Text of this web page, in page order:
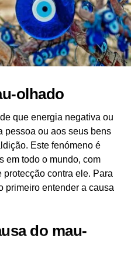
12 signos do Zodíaco,
No entanto, a
diferente, pois eles são
espirituais e místicos da
Áries, o Carneiro, está
Amorosa) na
Marte e representa
pessoas nascidas sob
ousadas e aventureiras.
Touro, o Touro, está
olhado
que energia negativa ou
pessoa ou aos seus bens
Este fenómeno é
em todo o mundo, com
contra ele. Para
primeiro entender a causa
do mau-